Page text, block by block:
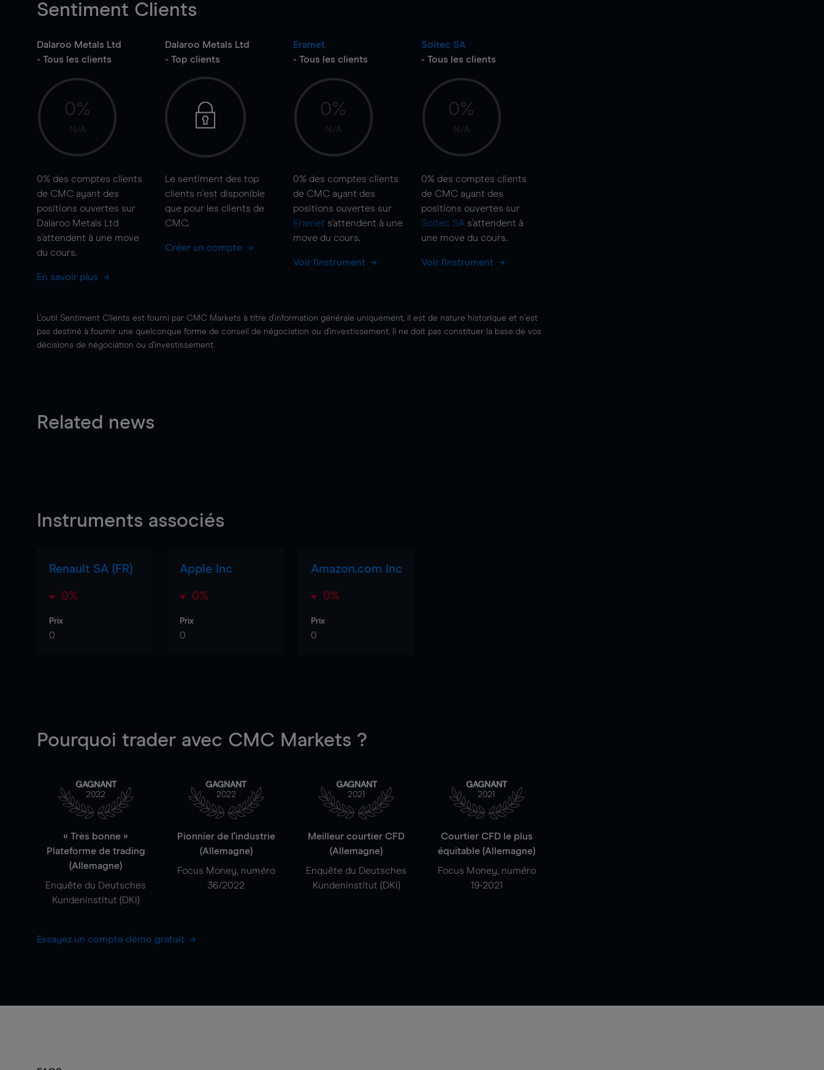
Sentiment Clients
Dalaroo Metals Ltd
- Tous les clients
0%
N/A
0% des comptes clients
de CMC ayant des
positions ouvertes sur
Dalaroo Metals Ltd
s'attendent à une move
du cours.
En savoir plus
Dalaroo Metals Ltd
- Top clients
Le sentiment des top
clients n'est disponible
que pour les clients de
CMC.
Créer un compte
Eramet
- Tous les clients
0%
N/A
0% des comptes clients
de CMC ayant des
positions ouvertes sur
Eramet s'attendent à une
move du cours.
Voir l'instrument
Soitec SA
- Tous les clients
0%
N/A
0% des comptes clients
de CMC ayant des
positions ouvertes sur
Soitec SA s'attendent à
une move du cours.
Voir l'instrument
L'outil Sentiment Clients est fourni par CMC Markets à titre d'information générale uniquement, il est de nature historique et n'est
pas destiné à fournir une quelconque forme de conseil de négociation ou d'investissement. Il ne doit pas constituer la base de vos
décisions de négociation ou d'investissement.
Related news
Instruments associés
Renault SA (FR)
0%
Prix
0
Apple Inc
0%
Prix
0
Amazon.com Inc
0%
Prix
0
Pourquoi trader avec CMC Markets ?
GAGNANT
2022
« Très bonne »
Plateforme de trading
(Allemagne)
Enquête du Deutsches
Kundeninstitut (DKI)
GAGNANT
2022
Pionnier de l'industrie
(Allemagne)
Focus Money, numéro
36/2022
GAGNANT
2021
Meilleur courtier CFD
(Allemagne)
Enquête du Deutsches
Kundeninstitut (DKI)
GAGNANT
2021
Courtier CFD le plus
équitable (Allemagne)
Focus Money, numéro
19-2021
Essayez un compte démo gratuit